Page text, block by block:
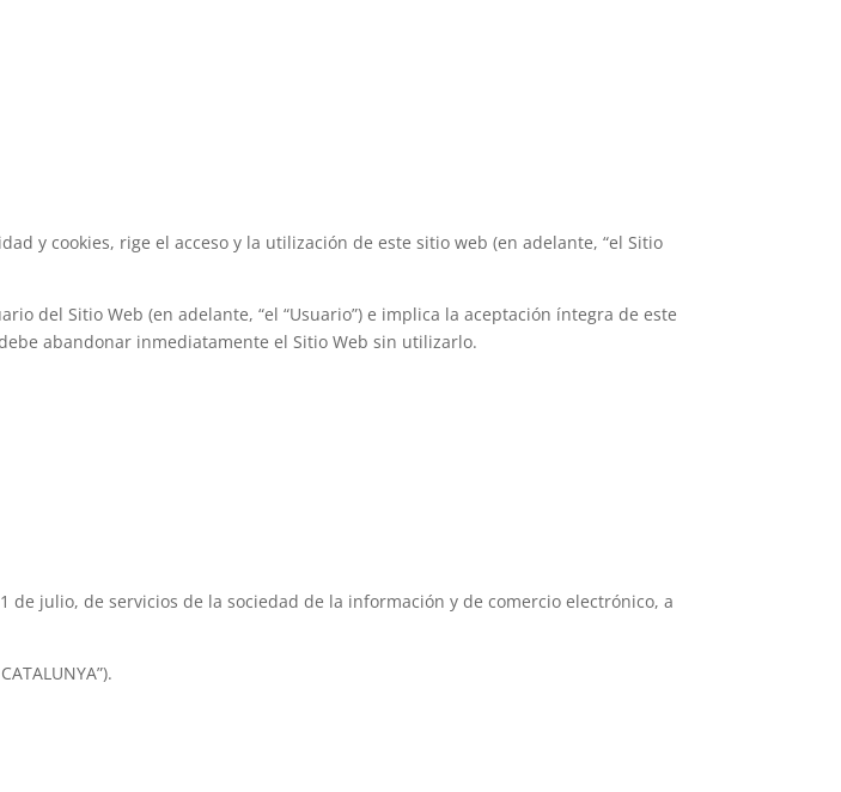
y cookies, rige el acceso y la utilización de este sitio web (en adelante, “el Sitio
del Sitio Web (en adelante, “el “Usuario”) e implica la aceptación íntegra de este
abandonar inmediatamente el Sitio Web sin utilizarlo.
julio, de servicios de la sociedad de la información y de comercio electrónico, a